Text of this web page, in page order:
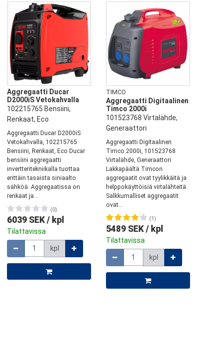
Aggregaatti Ducar
D2000iS Vetokahvalla
102215765 Bensiini,
Renkaat, Eco
Aggregaatti Ducar D2000iS
Vetokahvalla, 102215765
Bensiini, Renkaat, Eco Ducar
bensiini aggregaatti
invertteritekniikalla tuottaa
erittäin tasaista siniaalto
sähköä. Aggregaatissa on
renkaat ja...
(0)
6039 SEK / kpl
Tilattavissa
Määrä
kpl
TIMCO
Aggregaatti Digitaalinen
Timco 2000i
101523768 Virtalähde,
Generaattori
Aggregaatti Digitaalinen
Timco 2000i, 101523768
Virtalähde, Generaattori
Lakkapäältä Timcon
aggregaatit ovat tyylikkäitä ja
helppokäyttöisiä virtalähteitä.
Salkkumalliset aggregaatit
ovat...
(1)
5489 SEK / kpl
Tilattavissa
Määrä
kpl